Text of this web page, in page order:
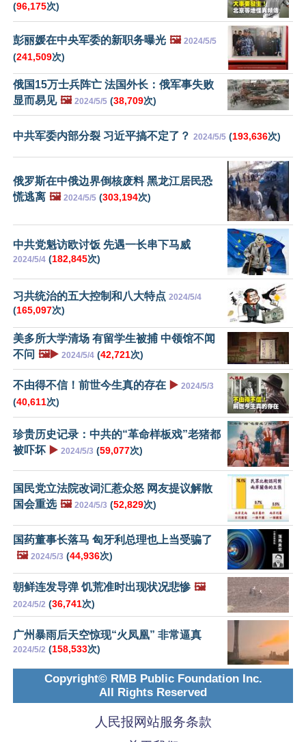
(96,175次)
彭丽媛在中央军委的新职务曝光 🖼️ 2024/5/5
(241,509次)
俄国15万士兵阵亡 法国外长：俄军事失败
显而易见 🖼️ 2024/5/5 (38,709次)
中共军委内部分裂 习近平搞不定了？ 2024/5/5 (193,636次)
俄罗斯在中俄边界倒核废料 黑龙江居民恐
慌逃离 🖼️ 2024/5/5 (303,194次)
中共党魁访欧讨饭 先遇一长串下马威
2024/5/4 (182,845次)
习共统治的五大控制和八大特点 2024/5/4
(165,097次)
美多所大学清场 有留学生被捕 中领馆不闻
不问 🖼️▶️ 2024/5/4 (42,721次)
不由得不信！前世今生真的存在 ▶️ 2024/5/3
(40,611次)
珍贵历史记录：中共的“革命样板戏”老猪都
被吓坏 ▶️ 2024/5/3 (59,077次)
国民党立法院改词汇惹众怒 网友提议解散
国会重选 🖼️ 2024/5/3 (52,829次)
国药董事长落马 匈牙利总理也上当受骗了
🖼️ 2024/5/3 (44,936次)
朝鲜连发导弹 饥荒准时出现状况悲惨 🖼️
2024/5/2 (36,741次)
广州暴雨后天空惊现“火凤凰” 非常逼真
2024/5/2 (158,533次)
Copyright© RMB Public Foundation Inc.
All Rights Reserved
人民报网站服务条款